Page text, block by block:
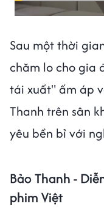
Sau một thời
chăm lo cho gia
tái xuất" ấm áp
Thanh trên sân
yêu bền bỉ với
Bảo Thanh -
phim Việt